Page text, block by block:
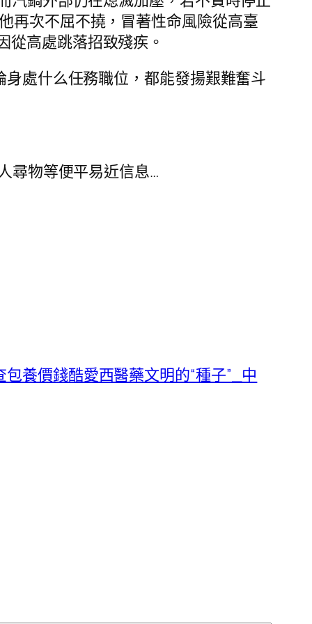
再次不屈不撓，冒著性命風險從高臺
從高處跳落招致殘疾。
處什么任務職位，都能發揚艱難奮斗
尋物等便平易近信息…
養價錢酷愛西醫藥文明的“種子”_中